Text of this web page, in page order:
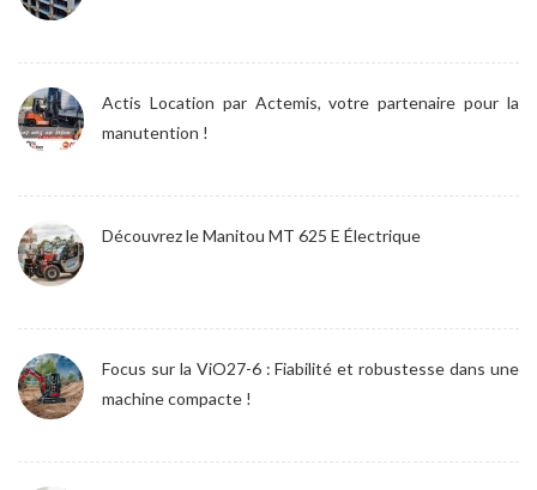
Actis Location par Actemis, votre partenaire pour la
manutention !
Découvrez le Manitou MT 625 E Électrique
Focus sur la ViO27-6 : Fiabilité et robustesse dans une
machine compacte !